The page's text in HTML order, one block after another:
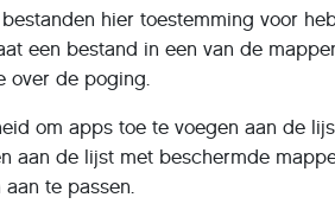
hier toestemming voor
een bestand in een van de
over de poging.
om apps toe te voegen aan de
aan de lijst met beschermde
te passen.